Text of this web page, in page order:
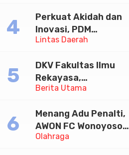
Staf Internal Sebagai
Tersangka
Pemerasan Rp1,98
Lintas Daerah
Perkuat Akidah dan
Inovasi, PDM
Banyumas
Muhammadiyah Jadi
Pilihan Utama Umat
Berita Utama
DKV Fakultas Ilmu
Rekayasa,
Universitas
Diskusi Desain
Olahraga
Menang Adu Penalti,
AWON FC Wonoyoso
Juara Bhayangkara